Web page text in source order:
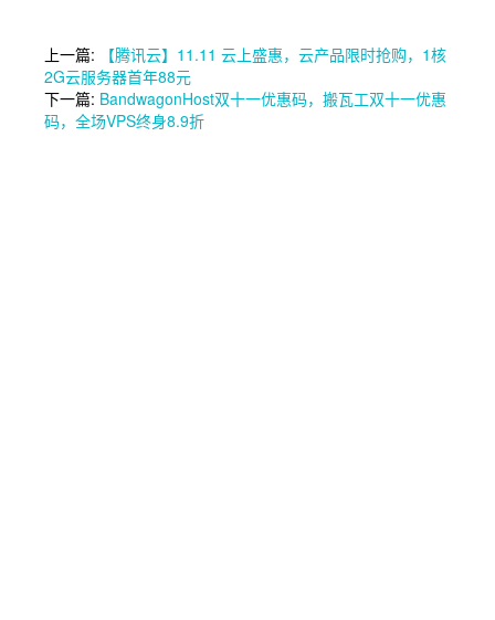
上一篇:
【腾讯云】11.11 云上盛惠，云产品限时抢购，1核
2G云服务器首年88元
下一篇: BandwagonHost双十一优惠码，搬瓦工双十一优惠
码，全场VPS终身8.9折